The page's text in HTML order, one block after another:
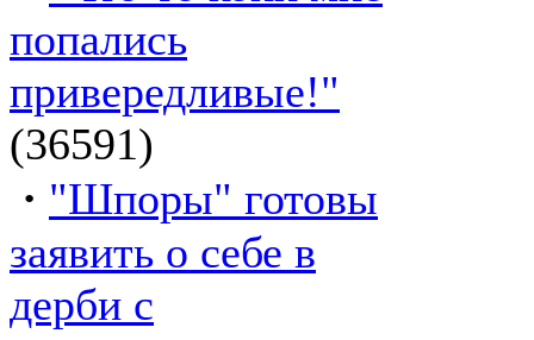
попались
привередливые!"
(36591)
· "Шпоры" готовы
заявить о себе в
дерби с